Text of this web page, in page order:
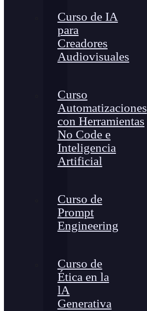
Curso de IA
para
Creadores
Audiovisuales
Curso
Automatizaciones
con Herramientas
No Code e
Inteligencia
Artificial
Curso de
Prompt
Engineering
Curso de
Ética en la
lA
Generativa